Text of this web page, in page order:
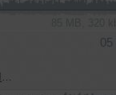
05